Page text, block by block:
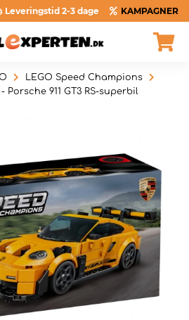
Leveringstid 2-3 dage KAMPAGNER
LEGO Speed Champions
Porsche 911 GT3 RS-superbil